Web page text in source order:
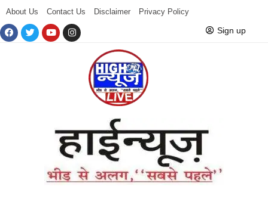
About Us Contact Us Disclaimer Privacy Policy
Sign up